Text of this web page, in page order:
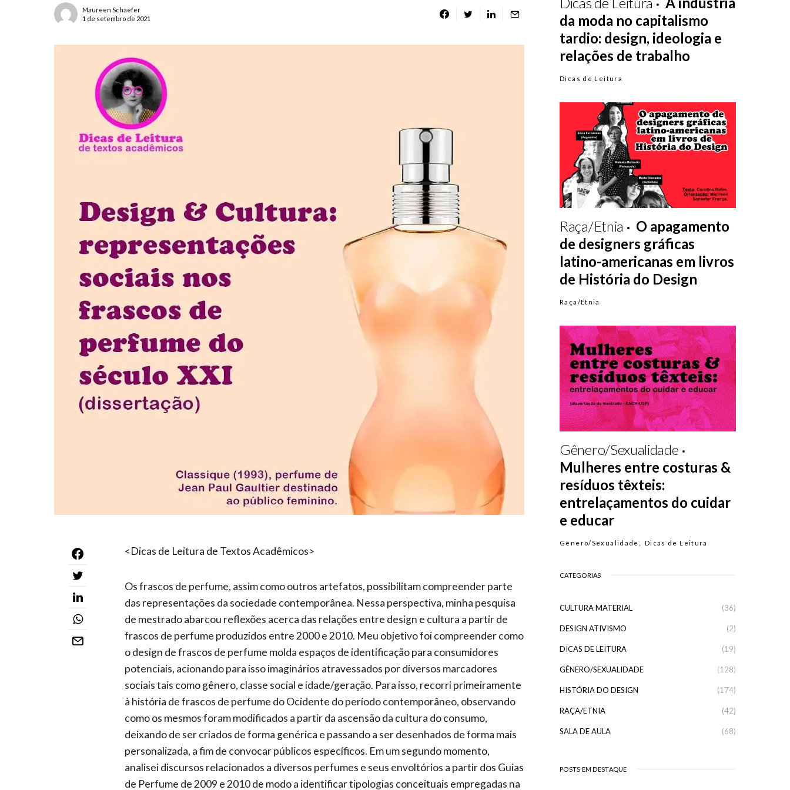
Maureen Schaefer
1 de setembro de 2021
<Dicas de Leitura de Textos Acadêmicos>
Os frascos de perfume, assim como outros artefatos, possibilitam compreender parte
das representações da sociedade contemporânea. Nessa perspectiva, minha pesquisa
de mestrado abarcou reflexões acerca das relações entre design e cultura a partir de
frascos de perfume produzidos entre 2000 e 2010. Meu objetivo foi compreender como
o design de frascos de perfume molda espaços de identificação para consumidores
potenciais, acionando para isso imaginários atravessados por diversos marcadores
sociais tais como gênero, classe social e idade/geração. Para isso, recorri primeiramente
à história de frascos de perfume do Ocidente do período contemporâneo, observando
como os mesmos foram modificados a partir da ascensão da cultura do consumo,
deixando de ser criados de forma genérica e passando a ser desenhados de forma mais
personalizada, a fim de convocar públicos específicos. Em um segundo momento,
analisei discursos relacionados a diversos perfumes e seus envoltórios a partir dos Guias
de Perfume de 2009 e 2010 de modo a identificar tipologias conceituais empregadas na
da moda no capitalismo
tardio: design, ideologia e
relações de trabalho
Dicas de Leitura
Raça/Etnia
O apagamento
de designers gráficas
latino-americanas em livros
de História do Design
Raça/Etnia
Gênero/Sexualidade
Mulheres entre costuras &
resíduos têxteis:
entrelaçamentos do cuidar
e educar
Gênero/Sexualidade Dicas de Leitura
CATEGORIAS
CULTURA MATERIAL (36)
DESIGN ATIVISMO (2)
DICAS DE LEITURA (19)
GÊNERO/SEXUALIDADE (128)
HISTÓRIA DO DESIGN (174)
RAÇA/ETNIA (42)
SALA DE AULA (68)
POSTS EM DESTAQUE